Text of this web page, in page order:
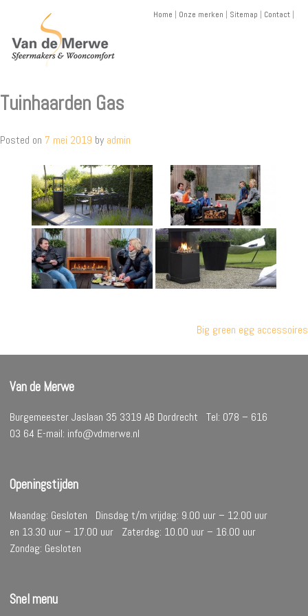
content
Home | Onze merken | Sitemap | Contact |
Tuinhaarden Gas
Posted on 7 mei 2019 by admin
navigatie
Big green egg accessoires
Van de Merwe
Burgemeester Jaslaan 35 3319 AB Dordrecht Tel: 078 – 616
03 64 E-mail: info@vdmerwe.nl
Openingstijden
Maandag: Gesloten Dinsdag t/m vrijdag: 9.00 uur – 12.00 uur
en 13.30 uur – 17.00 uur Zaterdag: 10.00 uur – 16.00 uur
Zondag: Gesloten
Snel menu